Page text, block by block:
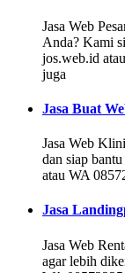
Jasa Web
Anda? Kami
jos.web.id
juga
Jasa Buat
Jasa Web
dan siap
atau WA
Jasa
Jasa Web
agar lebih